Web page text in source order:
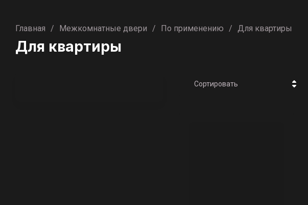
Главная / Межкомнатные двери / По применению / Для квартиры
Для квартиры
Сортировать